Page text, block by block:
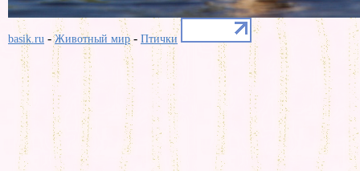
basik.ru -Животный мир- Птички